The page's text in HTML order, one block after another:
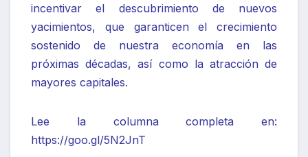
incentivar el descubrimiento de nuevos
yacimientos, que garanticen el crecimiento
sostenido de nuestra economía en las
próximas décadas, así como la atracción de
mayores capitales.
Lee la columna completa en:
https://goo.gl/5N2JnT